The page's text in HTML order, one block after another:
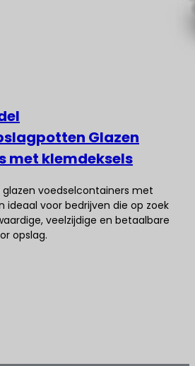
Glazen
met klemdeksels
glazen voedselcontainers met
ideaal voor bedrijven die op zoek
veelzijdige en betaalbare
opslag.